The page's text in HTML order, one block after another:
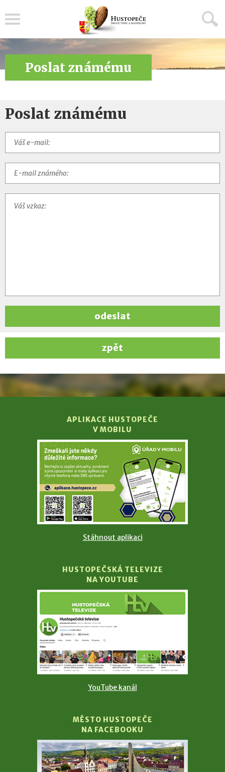
Poslat známému
Poslat známému
odeslat
zpět
APLIKACE HUSTOPEČE
V MOBILU
Stáhnout aplikaci
HUSTOPEČSKÁ TELEVIZE
NA YOUTUBE
YouTube kanál
MĚSTO HUSTOPEČE
NA FACEBOOKU